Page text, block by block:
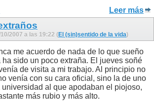
Leer más
2007 a las 19:22 (El (sin)sentido de la vida)
me acuerdo de nada de lo que sueño
ha sido un poco extraña. El jueves soñé
de visita a mi trabajo. Al principio no
venía con su cara oficial, sino la de uno
al que apodaban el piojoso,
más rubio y más alto.